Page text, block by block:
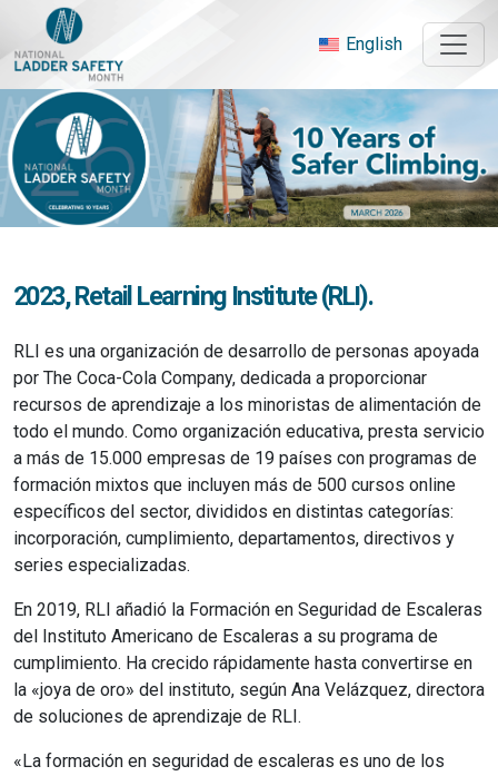
content
English
2023, Retail Learning Institute (RLI).
RLI es una organización de desarrollo de personas apoyada
por The Coca-Cola Company, dedicada a proporcionar
recursos de aprendizaje a los minoristas de alimentación de
todo el mundo. Como organización educativa, presta servicio
a más de 15.000 empresas de 19 países con programas de
formación mixtos que incluyen más de 500 cursos online
específicos del sector, divididos en distintas categorías:
incorporación, cumplimiento, departamentos, directivos y
series especializadas.
En 2019, RLI añadió la Formación en Seguridad de Escaleras
del Instituto Americano de Escaleras a su programa de
cumplimiento. Ha crecido rápidamente hasta convertirse en
la «joya de oro» del instituto, según Ana Velázquez, directora
de soluciones de aprendizaje de RLI.
«La formación en seguridad de escaleras es uno de los